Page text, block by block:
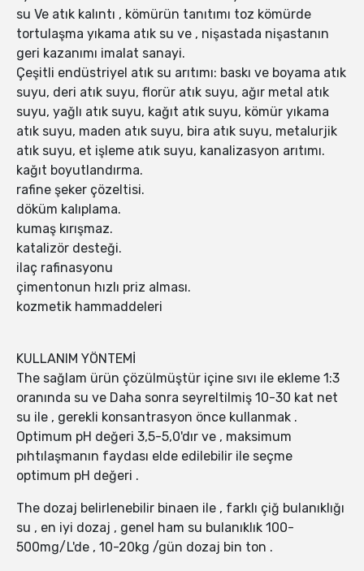
su Ve atık kalıntı , kömürün tanıtımı toz kömürde
tortulaşma yıkama atık su ve , nişastada nişastanın
geri kazanımı imalat sanayi.
Çeşitli endüstriyel atık su arıtımı: baskı ve boyama atık
suyu, deri atık suyu, florür atık suyu, ağır metal atık
suyu, yağlı atık suyu, kağıt atık suyu, kömür yıkama
atık suyu, maden atık suyu, bira atık suyu, metalurjik
atık suyu, et işleme atık suyu, kanalizasyon arıtımı.
kağıt boyutlandırma.
rafine şeker çözeltisi.
döküm kalıplama.
kumaş kırışmaz.
katalizör desteği.
ilaç rafinasyonu
çimentonun hızlı priz alması.
kozmetik hammaddeleri
KULLANIM YÖNTEMİ
The sağlam ürün çözülmüştür içine sıvı ile ekleme 1:3
oranında su ve Daha sonra seyreltilmiş 10-30 kat net
su ile , gerekli konsantrasyon önce kullanmak .
Optimum pH değeri 3,5-5,0'dır ve , maksimum
pıhtılaşmanın faydası elde edilebilir ile seçme
optimum pH değeri .
The dozaj belirlenebilir binaen ile , farklı çiğ bulanıklığı
su , en iyi dozaj , genel ham su bulanıklık 100-
500mg/L'de , 10-20kg /gün dozaj bin ton .